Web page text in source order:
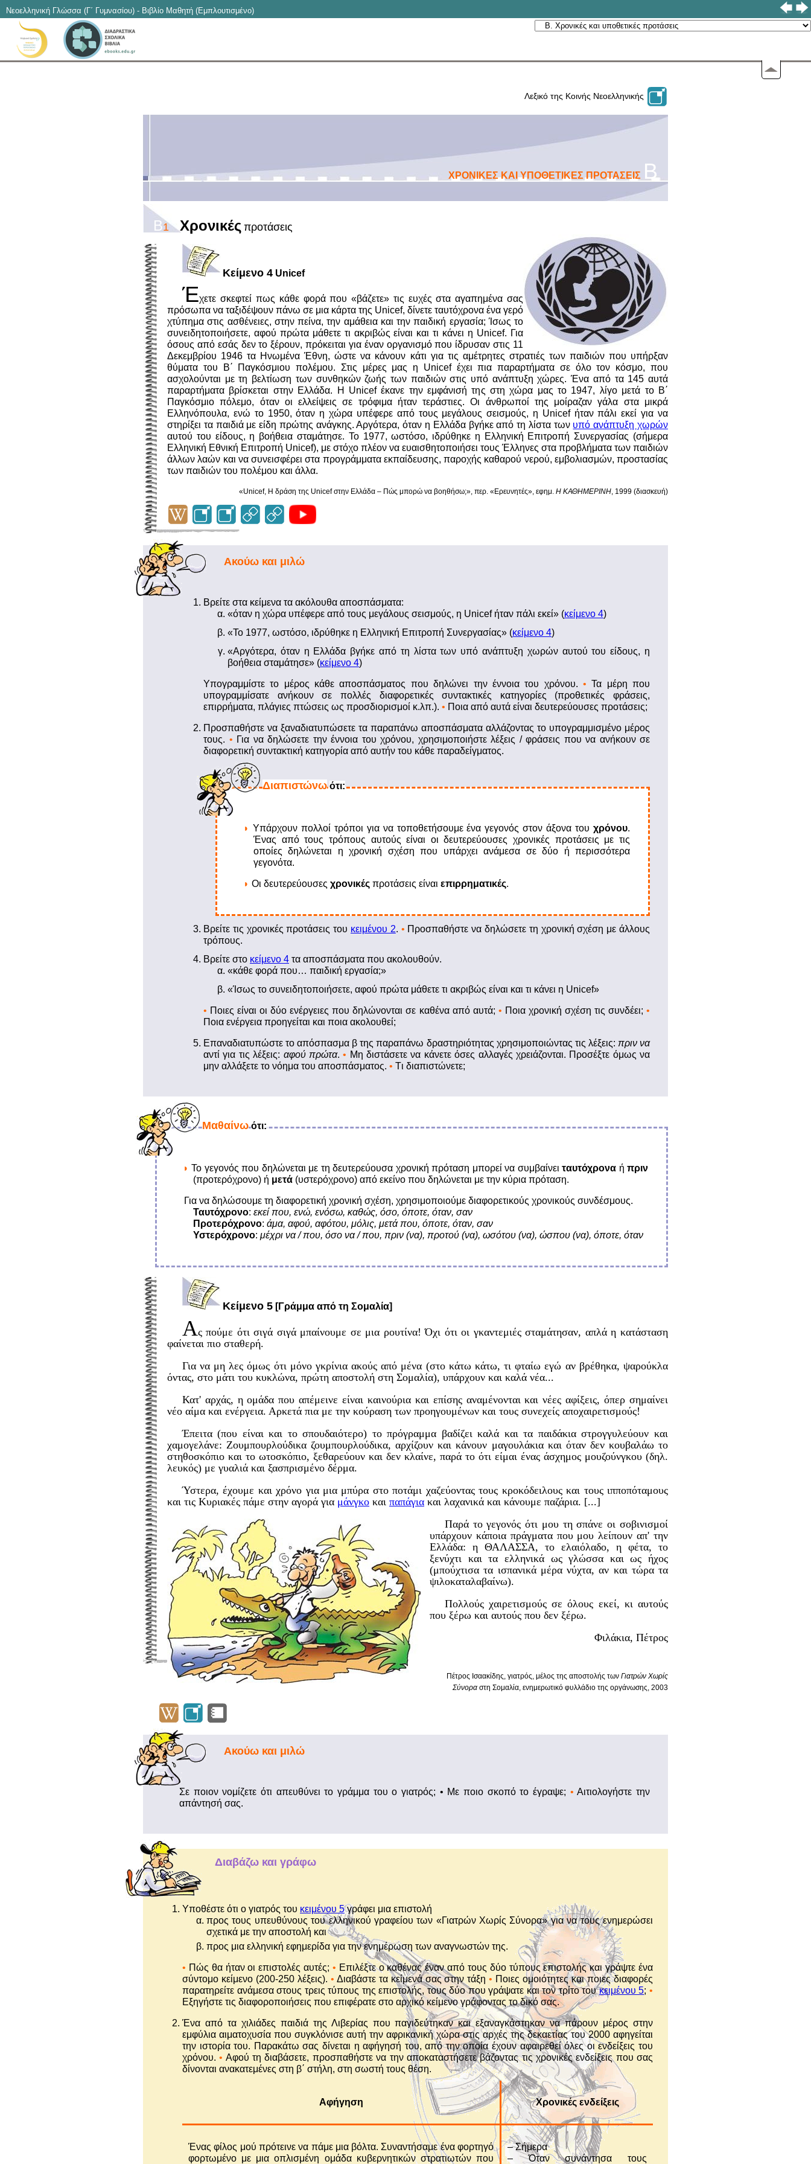
Νεοελληνική Γλώσσα (Γ΄ Γυμνασίου) - Βιβλίο Μαθητή (Εμπλουτισμένο)
Λεξικό της Κοινής Νεοελληνικής
ΧΡOΝΙΚΕΣ ΚΑΙ ΥΠOΘΕΤΙΚΕΣ ΠΡOΤΑΣΕΙΣ B
B1 Χρονικές προτάσεις
Kείμενο 4 Unicef
Έχετε σκεφτεί πως κάθε φορά που «βάζετε» τις ευχές στα αγαπημένα σας
πρόσωπα να ταξιδέψουν πάνω σε μια κάρτα της Unicef, δίνετε ταυτόχρονα ένα γερό
χτύπημα στις ασθένειες, στην πείνα, την αμάθεια και την παιδική εργασία; Ίσως το
συνειδητοποιήσετε, αφού πρώτα μάθετε τι ακριβώς είναι και τι κάνει η Unicef. Για
όσους από εσάς δεν το ξέρουν, πρόκειται για έναν οργανισμό που ίδρυσαν στις 11
Δεκεμβρίου 1946 τα Ηνωμένα Έθνη, ώστε να κάνουν κάτι για τις αμέτρητες στρατιές των παιδιών που υπήρξαν
θύματα του Β΄ Παγκόσμιου πολέμου. Στις μέρες μας η Unicef έχει πια παραρτήματα σε όλο τον κόσμο, που
ασχολούνται με τη βελτίωση των συνθηκών ζωής των παιδιών στις υπό ανάπτυξη χώρες. Ένα από τα 145 αυτά
παραρτήματα βρίσκεται στην Ελλάδα. Η Unicef έκανε την εμφάνισή της στη χώρα μας το 1947, λίγο μετά το Β΄
Παγκόσμιο πόλεμο, όταν οι ελλείψεις σε τρόφιμα ήταν τεράστιες. Οι άνθρωποί της μοίραζαν γάλα στα μικρά
Ελληνόπουλα, ενώ το 1950, όταν η χώρα υπέφερε από τους μεγάλους σεισμούς, η Unicef ήταν πάλι εκεί για να
στηρίξει τα παιδιά με είδη πρώτης ανάγκης. Αργότερα, όταν η Ελλάδα βγήκε από τη λίστα των υπό ανάπτυξη χωρών
αυτού του είδους, η βοήθεια σταμάτησε. Το 1977, ωστόσο, ιδρύθηκε η Ελληνική Επιτροπή Συνεργασίας (σήμερα
Eλληνική Eθνική Eπιτροπή Unicef), με στόχο πλέον να ευαισθητοποιήσει τους Έλληνες στα προβλήματα των παιδιών
άλλων λαών και να συνεισφέρει στα προγράμματα εκπαίδευσης, παροχής καθαρού νερού, εμβολιασμών, προστασίας
των παιδιών του πολέμου και άλλα.
«Unicef, Η δράση της Unicef στην Ελλάδα – Πώς μπορώ να βοηθήσω;», περ. «Ερευνητές», εφημ. H KΑΘΗΜΕΡΙΝΗ, 1999 (διασκευή)
Ακούω και μιλώ
Βρείτε στα κείμενα τα ακόλουθα αποσπάσματα:
«όταν η χώρα υπέφερε από τους μεγάλους σεισμούς, η Unicef ήταν πάλι εκεί» (κείμενο 4)
«Το 1977, ωστόσο, ιδρύθηκε η Ελληνική Επιτροπή Συνεργασίας» (κείμενο 4)
«Αργότερα, όταν η Eλλάδα βγήκε από τη λίστα των υπό ανάπτυξη χωρών αυτού του είδους, η
βοήθεια σταμάτησε» (κείμενο 4)
Υπογραμμίστε το μέρος κάθε αποσπάσματος που δηλώνει την έννοια του χρόνου. • Τα μέρη που
υπογραμμίσατε ανήκουν σε πολλές διαφορετικές συντακτικές κατηγορίες (προθετικές φράσεις,
επιρρήματα, πλάγιες πτώσεις ως προσδιορισμοί κ.λπ.). • Ποια από αυτά είναι δευτερεύουσες προτάσεις;
Προσπαθήστε να ξαναδιατυπώσετε τα παραπάνω αποσπάσματα αλλάζοντας το υπογραμμισμένο μέρος
τους. • Για να δηλώσετε την έννοια του χρόνου, χρησιμοποιήστε λέξεις / φράσεις που να ανήκουν σε
διαφορετική συντακτική κατηγορία από αυτήν του κάθε παραδείγματος.
Διαπιστώνω ότι:
Υπάρχουν πολλοί τρόποι για να τοποθετήσουμε ένα γεγονός στον άξονα τουχρόνου.
Ένας από τους τρόπους αυτούς είναι οι δευτερεύουσες χρονικές προτάσεις με τις
οποίες δηλώνεται η χρονική σχέση που υπάρχει ανάμεσα σε δύο ή περισσότερα
γεγονότα.
Oι δευτερεύουσες χρονικές προτάσεις είναι επιρρηματικές.
Βρείτε τις χρονικές προτάσεις του κειμένου 2. • Προσπαθήστε να δηλώσετε τη χρονική σχέση με άλλους
τρόπους.
Βρείτε στο κείμενο 4 τα αποσπάσματα που ακολουθούν.
«κάθε φορά που… παιδική εργασία;»
«Ίσως το συνειδητοποιήσετε, αφού πρώτα μάθετε τι ακριβώς είναι και τι κάνει η Unicef»
• Ποιες είναι οι δύο ενέργειες που δηλώνονται σε καθένα από αυτά; • Ποια χρονική σχέση τις συνδέει;•
Ποια ενέργεια προηγείται και ποια ακολουθεί;
Επαναδιατυπώστε το απόσπασμα β της παραπάνω δραστηριότητας χρησιμοποιώντας τις λέξεις: πριν να
αντί για τις λέξεις: αφού πρώτα.• Μη διστάσετε να κάνετε όσες αλλαγές χρειάζονται. Προσέξτε όμως να
μην αλλάξετε το νόημα του αποσπάσματος. • Tι διαπιστώνετε;
Mαθαίνω ότι:
Το γεγονός που δηλώνεται με τη δευτερεύουσα χρονική πρόταση μπορεί να συμβαίνειταυτόχρονα ήπριν
(προτερόχρονο) ή μετά (υστερόχρονο) από εκείνο που δηλώνεται με την κύρια πρόταση.
Για να δηλώσουμε τη διαφορετική χρονική σχέση, χρησιμοποιούμε διαφορετικούς χρονικούς συνδέσμους.
Ταυτόχρονο: εκεί που, ενώ, ενόσω, καθώς, όσο, όποτε, όταν, σαν
Προτερόχρονο: άμα, αφού, αφότου, μόλις, μετά που, όποτε, όταν, σαν
Υστερόχρονο: μέχρι να / που, όσο να / που, πριν (να), προτού (να), ωσότου (να), ώσπου (να), όποτε, όταν
Kείμενο 5 [Γράμμα από τη Σομαλία]
Ας πούμε ότι σιγά σιγά μπαίνουμε σε μια ρουτίνα! Όχι ότι οι γκαντεμιές σταμάτησαν, απλά η κατάσταση
φαίνεται πιο σταθερή.
Για να μη λες όμως ότι μόνο γκρίνια ακούς από μένα (στο κάτω κάτω, τι φταίω εγώ αν βρέθηκα, ψαρούκλα
όντας, στο μάτι του κυκλώνα, πρώτη αποστολή στη Σομαλία), υπάρχουν και καλά νέα...
Κατ' αρχάς, η ομάδα που απέμεινε είναι καινούρια και επίσης αναμένονται και νέες αφίξεις, όπερ σημαίνει
νέο αίμα και ενέργεια. Αρκετά πια με την κούραση των προηγουμένων και τους συνεχείς αποχαιρετισμούς!
Έπειτα (που είναι και το σπουδαιότερο) το πρόγραμμα βαδίζει καλά και τα παιδάκια στρογγυλεύουν και
χαμογελάνε: Ζουμπουρλούδικα ζουμπουρλούδικα, αρχίζουν και κάνουν μαγουλάκια και όταν δεν κουβαλάω το
στηθοσκόπιο και το ωτοσκόπιο, ξεθαρεύουν και δεν κλαίνε, παρά το ότι είμαι ένας άσχημος μουζούνγκου (δηλ.
λευκός) με γυαλιά και ξασπρισμένο δέρμα.
Ύστερα, έχουμε και χρόνο για μια μπύρα στο ποτάμι χαζεύοντας τους κροκόδειλους και τους ιπποπόταμους
και τις Κυριακές πάμε στην αγορά για μάνγκο και παπάγια και λαχανικά και κάνουμε παζάρια. [...]
Παρά το γεγονός ότι μου τη σπάνε οι σοβινισμοί
υπάρχουν κάποια πράγματα που μου λείπουν απ' την
Ελλάδα: η ΘΑΛΑΣΣΑ, το ελαιόλαδο, η φέτα, το
ξενύχτι και τα ελληνικά ως γλώσσα και ως ήχος
(μπούχτισα τα ισπανικά μέρα νύχτα, αν και τώρα τα
ψιλοκαταλαβαίνω).
Πολλούς χαιρετισμούς σε όλους εκεί, κι αυτούς
που ξέρω και αυτούς που δεν ξέρω.
Φιλάκια, Πέτρος
Πέτρος Ισαακίδης, γιατρός, μέλος της αποστολής των Γιατρών Χωρίς
Σύνορα στη Σομαλία, ενημερωτικό φυλλάδιο της οργάνωσης, 2003
Ακούω και μιλώ
Σε ποιον νομίζετε ότι απευθύνει το γράμμα του ο γιατρός; • Με ποιο σκοπό το έγραψε; • Αιτιολογήστε την
απάντησή σας.
Διαβάζω και γράφω
Υποθέστε ότι ο γιατρός του κειμένου 5γράφει μια επιστολή
προς τους υπευθύνους του ελληνικού γραφείου των «Γιατρών Χωρίς Σύνορα» για να τους ενημερώσει
σχετικά με την αποστολή και
προς μια ελληνική εφημερίδα για την ενημέρωση των αναγνωστών της.
• Πώς θα ήταν οι επιστολές αυτές; • Επιλέξτε ο καθένας έναν από τους δύο τύπους επιστολής και γράψτε ένα
σύντομο κείμενο (200-250 λέξεις). • Διαβάστε τα κείμενά σας στην τάξη• Ποιες ομοιότητες και ποιες διαφορές
παρατηρείτε ανάμεσα στους τρεις τύπους της επιστολής, τους δύο που γράψατε και τον τρίτο τουκειμένου 5;•
Εξηγήστε τις διαφοροποιήσεις που επιφέρατε στο αρχικό κείμενο γράφοντας το δικό σας.
Ένα από τα χιλιάδες παιδιά της Λιβερίας που παγιδεύτηκαν και εξαναγκάστηκαν να πάρουν μέρος στην
εμφύλια αιματοχυσία που συγκλόνισε αυτή την αφρικανική χώρα στις αρχές της δεκαετίας του 2000 αφηγείται
την ιστορία του. Παρακάτω σας δίνεται η αφήγησή του, από την οποία έχουν αφαιρεθεί όλες οι ενδείξεις του
χρόνου.• Αφού τη διαβάσετε, προσπαθήστε να την αποκαταστήσετε βάζοντας τις χρονικές ενδείξεις που σας
δίνονται ανακατεμένες στη β΄ στήλη, στη σωστή τους θέση.
Αφήγηση Χρονικές ενδείξεις
Ένας φίλος μού πρότεινε να πάμε μια βόλτα. Συναντήσαμε ένα φορτηγό
φορτωμένο με μια οπλισμένη ομάδα κυβερνητικών στρατιωτών που
– Σήμερα
– Όταν συνάντησα τους